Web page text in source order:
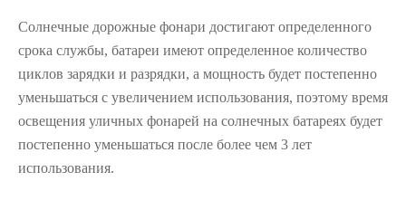
Солнечные дорожные фонари достигают определенного
срока службы, батареи имеют определенное количество
циклов зарядки и разрядки, а мощность будет постепенно
уменьшаться с увеличением использования, поэтому время
освещения уличных фонарей на солнечных батареях будет
постепенно уменьшаться после более чем 3 лет
использования.